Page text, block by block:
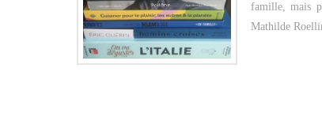
famille, mais
Mathilde